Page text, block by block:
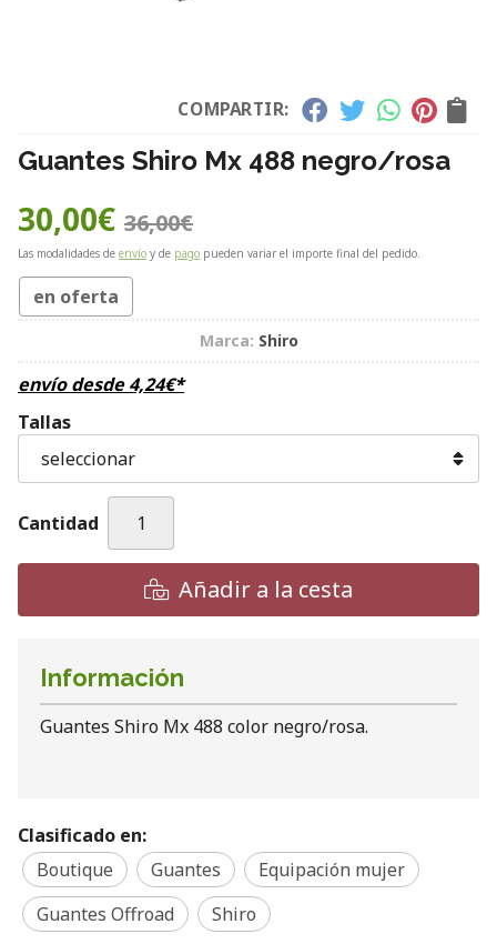
COMPARTIR:
Guantes Shiro Mx 488 negro/rosa
30,00€ 36,00€
Las modalidades de envío y de pago pueden variar el importe final del pedido.
en oferta
Marca: Shiro
envío desde4,24€*
Tallas
Cantidad
Añadir a la cesta
Información
Guantes Shiro Mx 488 color negro/rosa.
Clasificado en:
Boutique
Guantes
Equipación mujer
Guantes Offroad
Shiro